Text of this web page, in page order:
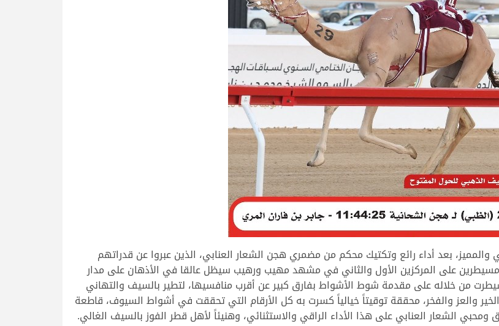
والمميز، بعد أداء رائع وتكتيك محكم من مضمري هجن الشعار العنابي، الذين عبروا عن قدراتهم
مسيطرين على المركزين الأول والثاني في مشهد مهيب ورهيب سيظل عالقا في الأذهان على مدار
سيطرت من خلاله على مقدمة شوط الأشواط بفارق كبير عن أقرب منافسيها، لتطير بالسيف والتهاني
والعز والفخر، محققة توقيتاً خيالياً كسرت به كل الأرقام التي تحققت في أشواط السيوف، قاطعة